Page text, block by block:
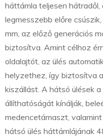
háttámla teljesen hátradől,
legmesszebb előre
mm, az előző generációs
biztosítva. Amint célhoz
oldalajtót, az ülés
helyzethez, így biztosítva
kiszállást. A hátsó ülések
állíthatóságát kínálják,
medencetámaszt,
hátsó ülés háttámlájának